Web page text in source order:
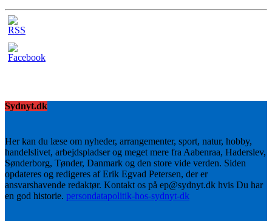
Sydnyt.dk
Her kan du læse om nyheder, arrangementer, sport, natur, hobby,
handelslivet, arbejdspladser og meget mere fra Aabenraa, Haderslev,
Sønderborg, Tønder, Danmark og den store vide verden. Siden
opdateres og redigeres af Erik Egvad Petersen, der er
ansvarshavende redaktør. Kontakt os på ep@sydnyt.dk hvis Du har
en god historie. persondatapolitik-hos-sydnyt-dk